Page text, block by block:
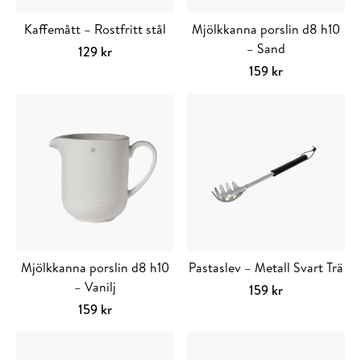
Kaffemått – Rostfritt stål
129 kr
Mjölkkanna porslin d8 h10
– Sand
159 kr
Mjölkkanna porslin d8 h10
– Vanilj
159 kr
Pastaslev – Metall Svart Trä
159 kr